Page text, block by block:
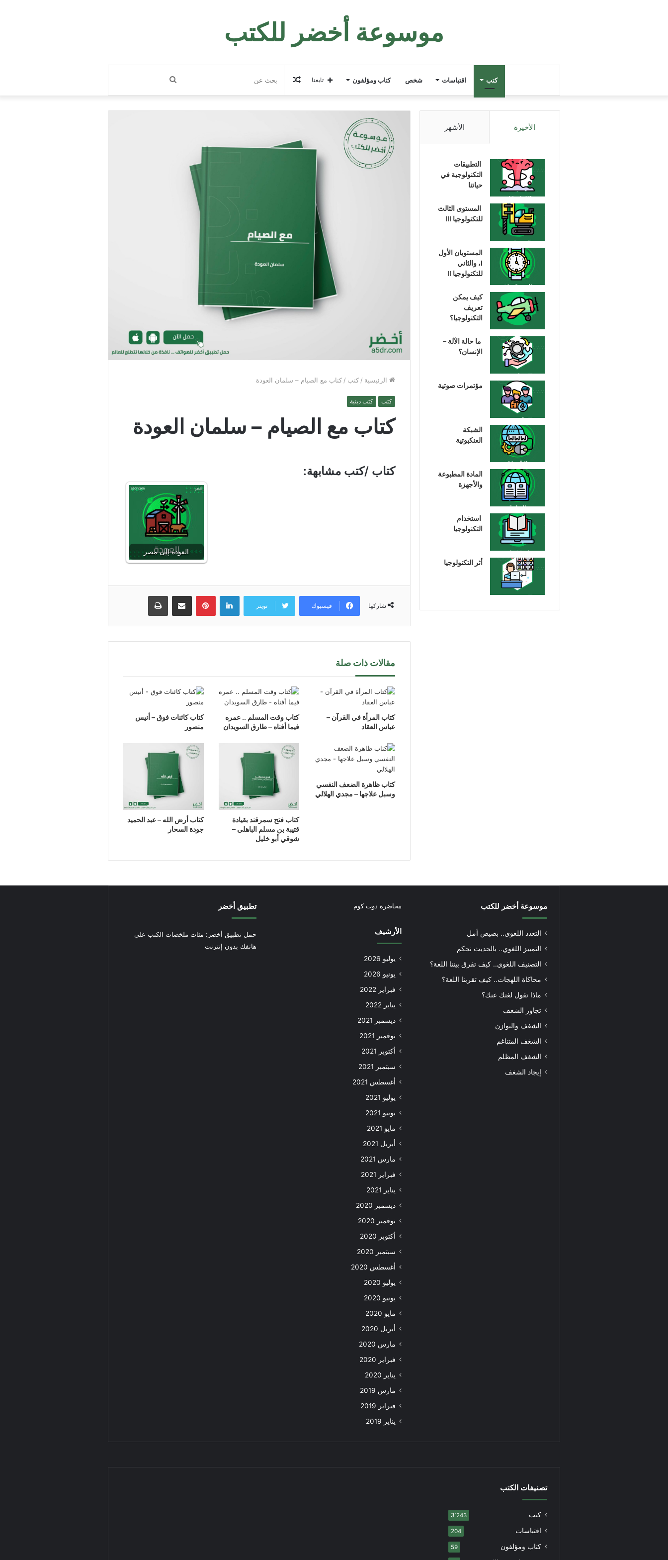
موسوعة أخضر للكتب
كتب اقتباسات شخص كتاب ومؤلفون بحث
عن
مقال
عشوائي
تابعنا
الرئيسية / كتب / كتاب مع الصيام – سلمان العودة
كتب كتب دينية
كتاب مع الصيام – سلمان العودة
كتاب /كتب مشابهة:
العودة إلى مصر
شاركها فيسبوك تويتر
لينكدإن بينتيريستمشاركة عبر البريد طباعة
مقالات ذات صلة
كتاب المرأة في القرآن –
عباس العقاد
كتاب وقت المسلم .. عمره
فيما أفناه – طارق السويدان
كتاب كائنات فوق – أنيس
منصور
كتاب ظاهرة الضعف النفسي
وسبل علاجها – مجدي الهلالي
كتاب فتح سمرقند بقيادة
قتيبة بن مسلم الباهلي –
شوقي أبو خليل
كتاب أرض الله – عبد الحميد
جودة السحار
الأخيرة الأشهر
التطبيقات
التكنولوجية في
حياتنا
المستوى الثالث
للتكنولوجيا III
المستويان الأول
I، والثاني
للتكنولوجيا II
كيف يمكن
تعريف
التكنولوجيا؟
ما حالة الآلة –
الإنسان؟
مؤتمرات صوتية
الشبكة
العنكبوتية
المادة المطبوعة
والأجهزة
استخدام
التكنولوجيا
أثر التكنولوجيا
موسوعة أخضر للكتب
التعدد اللغوي.. بصيص أمل
التمييز اللغوي.. بالحديث نحكم
التصنيف اللغوي.. كيف تفرق بيننا اللغة؟
محاكاة اللهجات.. كيف تقربنا اللغة؟
ماذا تقول لغتك عنك؟
تجاوز الشغف
الشغف والتوازن
الشغف المتناغم
الشغف المظلم
إيجاد الشغف
محاضرة دوت كوم
الأرشيف
يوليو 2026
يونيو 2026
فبراير 2022
يناير 2022
ديسمبر 2021
نوفمبر 2021
أكتوبر 2021
سبتمبر 2021
أغسطس 2021
يوليو 2021
يونيو 2021
مايو 2021
أبريل 2021
مارس 2021
فبراير 2021
يناير 2021
ديسمبر 2020
نوفمبر 2020
أكتوبر 2020
سبتمبر 2020
أغسطس 2020
يوليو 2020
يونيو 2020
مايو 2020
أبريل 2020
مارس 2020
فبراير 2020
يناير 2020
مارس 2019
فبراير 2019
يناير 2019
تطبيق أخضر
حمل تطبيق أخضر: مئات ملخصات الكتب على
هاتفك بدون إنترنت
تصنيفات الكتب
كتب 3٬243
اقتباسات 204
كتاب ومؤلفون 59